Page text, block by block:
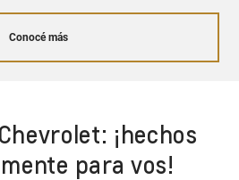
automáticamente.
Conocé más
¡hechos
para vos!